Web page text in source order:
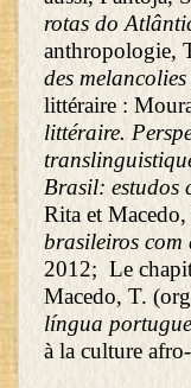
rotas do
anthropologie,
des
littéraire :
littéraire.
Brasil: estudos
Rita et
brasileiros
2012; Le
Macedo, T.
língua
à la culture